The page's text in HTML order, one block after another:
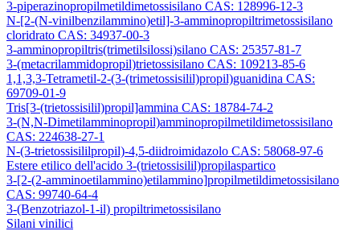
3-piperazinopropilmetildimetossisilano CAS: 128996-12-3
N-[2-(N-vinilbenzilammino)etil]-3-amminopropiltrimetossisilano
cloridrato CAS: 34937-00-3
3-amminopropiltris(trimetilsilossi)silano CAS: 25357-81-7
3-(metacrilammidopropil)trietossisilano CAS: 109213-85-6
1,1,3,3-Tetrametil-2-(3-(trimetossisilil)propil)guanidina CAS:
69709-01-9
Tris[3-(trietossisilil)propil]ammina CAS: 18784-74-2
3-(N,N-Dimetilamminopropil)amminopropilmetildimetossisilano
CAS: 224638-27-1
N-(3-trietossisililpropil)-4,5-diidroimidazolo CAS: 58068-97-6
Estere etilico dell'acido 3-(trietossisilil)propilaspartico
3-[2-(2-amminoetilammino)etilammino]propilmetildimetossisilano
CAS: 99740-64-4
3-(Benzotriazol-1-il) propiltrimetossisilano
Silani vinilici